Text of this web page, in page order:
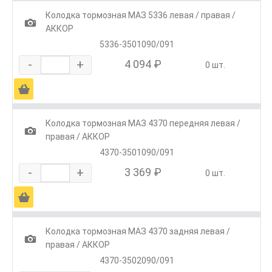
1
Колодка тормозная МАЗ 5336 левая / правая /
АККОР
5336-3501090/091
- + 4 094 ₽ 0 шт.
Ä
1
Колодка тормозная МАЗ 4370 передняя левая /
правая / АККОР
4370-3501090/091
- + 3 369 ₽ 0 шт.
Ä
1
Колодка тормозная МАЗ 4370 задняя левая /
правая / АККОР
4370-3502090/091